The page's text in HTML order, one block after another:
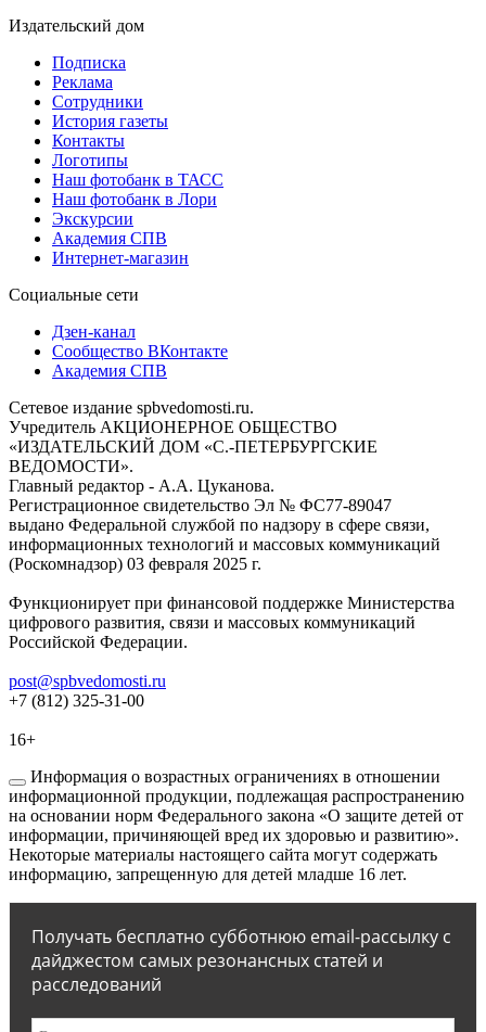
Издательский дом
Подписка
Реклама
Сотрудники
История газеты
Контакты
Логотипы
Наш фотобанк в ТАСС
Наш фотобанк в Лори
Экскурсии
Академия СПВ
Интернет-магазин
Социальные сети
Дзен-канал
Сообщество ВКонтакте
Академия СПВ
Сетевое издание spbvedomosti.ru.
Учредитель АКЦИОНЕРНОЕ ОБЩЕСТВО
«ИЗДАТЕЛЬСКИЙ ДОМ «С.-ПЕТЕРБУРГСКИЕ
ВЕДОМОСТИ».
Главный редактор - А.А. Цуканова.
Регистрационное свидетельство Эл № ФС77-89047
выдано Федеральной службой по надзору в сфере связи,
информационных технологий и массовых коммуникаций
(Роскомнадзор) 03 февраля 2025 г.
Функционирует при финансовой поддержке Министерства
цифрового развития, связи и массовых коммуникаций
Российской Федерации.
post@spbvedomosti.ru
+7 (812) 325-31-00
16+
Информация о возрастных ограничениях в отношении
информационной продукции, подлежащая распространению
на основании норм Федерального закона «О защите детей от
информации, причиняющей вред их здоровью и развитию».
Некоторые материалы настоящего сайта могут содержать
информацию, запрещенную для детей младше 16 лет.
Получать бесплатно субботнюю email-рассылку с
дайджестом самых резонансных статей и
расследований